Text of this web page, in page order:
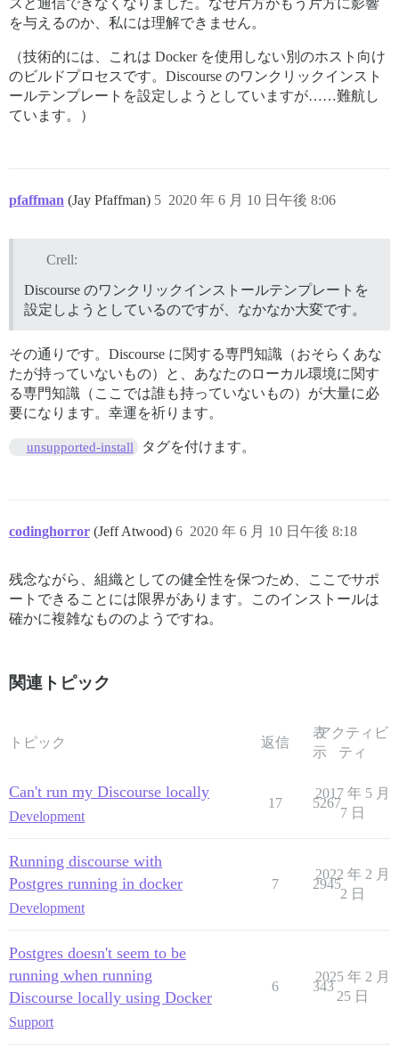
スと通信できなくなりました。なぜ片方がもう片方に影響
を与えるのか、私には理解できません。
（技術的には、これは Docker を使用しない別のホスト向け
のビルドプロセスです。Discourse のワンクリックインスト
ールテンプレートを設定しようとしていますが……難航し
ています。）
pfaffman (Jay Pfaffman) 2020 年 6 月 10 日午後 8:06
5
Crell:
Discourse のワンクリックインストールテンプレートを
設定しようとしているのですが、なかなか大変です。
その通りです。Discourse に関する専門知識（おそらくあな
たが持っていないもの）と、あなたのローカル環境に関す
る専門知識（ここでは誰も持っていないもの）が大量に必
要になります。幸運を祈ります。
unsupported-install タグを付けます。
codinghorror (Jeff Atwood) 2020 年 6 月 10 日午後 8:18
6
残念ながら、組織としての健全性を保つため、ここでサポ
ートできることには限界があります。このインストールは
確かに複雑なもののようですね。
関連トピック
トピック 返信
表
示
アクティビ
ティ
Can't run my Discourse locally
Development
17 5267
2017 年 5 月
7 日
Running discourse with
Postgres running in docker
Development
7 2945
2022 年 2 月
2 日
Postgres doesn't seem to be
running when running
Discourse locally using Docker
Support
6 343
2025 年 2 月
25 日